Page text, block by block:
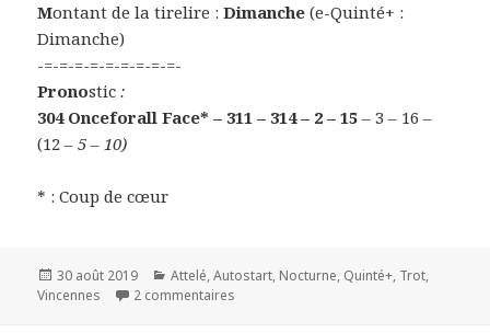
Montant de la tirelire :Dimanche (e-Quinté+ :
Dimanche)
-=-=-=-=-=-=-=-=-=-
Pronostic:
304 Onceforall Face* – 311 – 314 – 2 – 15 – 3 – 16 –
(12 – 5 – 10)
* : Coup de cœur
Publié
le
30 août 2019 Catégories
Attelé,Autostart, Nocturne, Quinté+, Trot,
Vincennes
2 commentaires